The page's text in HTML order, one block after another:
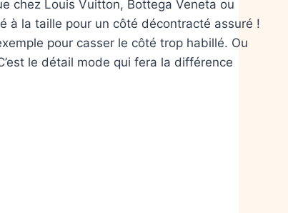
chez Louis Vuitton, Bottega Veneta ou
à la taille pour un côté décontracté assuré !
pour casser le côté trop habillé. Ou
le détail mode qui fera la différence